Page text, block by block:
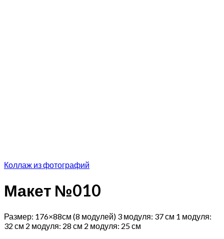
Коллаж из фотографий
Макет №010
Размер: 176×88см (8 модулей) 3 модуля: 37 см 1 модуля:
32 см 2 модуля: 28 см 2 модуля: 25 см